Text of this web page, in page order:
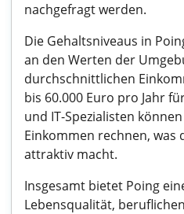
nachgefragt werden.
Die Gehaltsniveaus in
an den Werten der
durchschnittlichen
bis 60.000 Euro pro Jahr
und IT-Spezialisten
Einkommen rechnen, was
attraktiv macht.
Insgesamt bietet Poing
Lebensqualität,